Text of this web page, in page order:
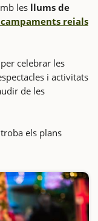
les llums de
reials
celebrar les
i activitats
de les
els plans